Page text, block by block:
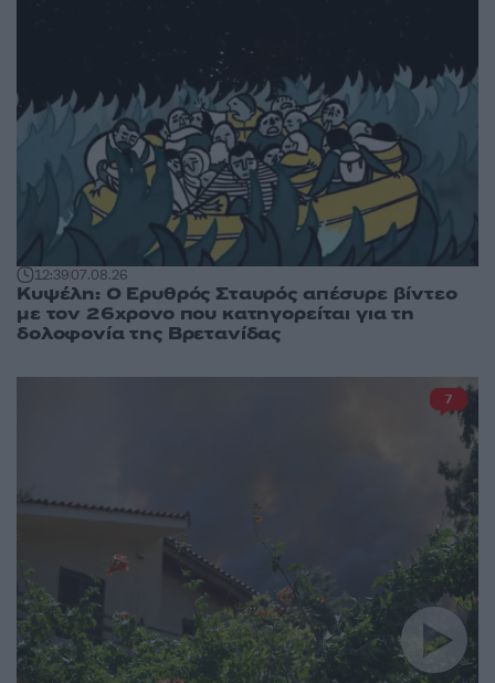
12:3907.08.26
Κυψέλη: Ο Ερυθρός Σταυρός απέσυρε βίντεο
με τον 26χρονο που κατηγορείται για τη
δολοφονία της Βρετανίδας
7